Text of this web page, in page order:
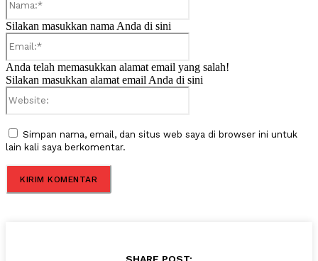
Silakan masukkan nama Anda di sini
Anda telah memasukkan alamat email yang salah!
Silakan masukkan alamat email Anda di sini
Simpan nama, email, dan situs web saya di browser ini untuk
lain kali saya berkomentar.